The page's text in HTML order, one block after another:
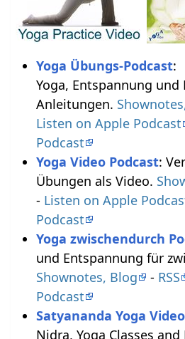
Yoga Übungs-Podcast:
Yoga, Entspannung
Anleitungen.
Listen on Apple Podcast
Podcast
Yoga Video Podcast:
Übungen als Video.
- Listen on Apple
Podcast
Yoga zwischendurch
und Entspannung für
Shownotes, Blog
- RSS
Podcast
Satyananda Yoga
Nidra, Yoga Classes